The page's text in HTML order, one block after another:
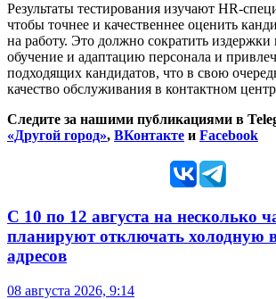
Результаты тестирования изучают HR-
чтобы точнее и качественнее оценить
на работу. Это должно сократить издержки
обучение и адаптацию персонала и
подходящих кандидатов, что в свою
качество обслуживания в контактном
Следите за нашими публикациями в
«Другой город», ВКонтакте и Facebook
С 10 по 12 августа на несколько
планируют отключать холодную
адресов
08 августа 2026, 9:14